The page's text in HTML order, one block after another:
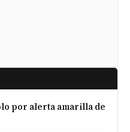
por alerta amarilla de